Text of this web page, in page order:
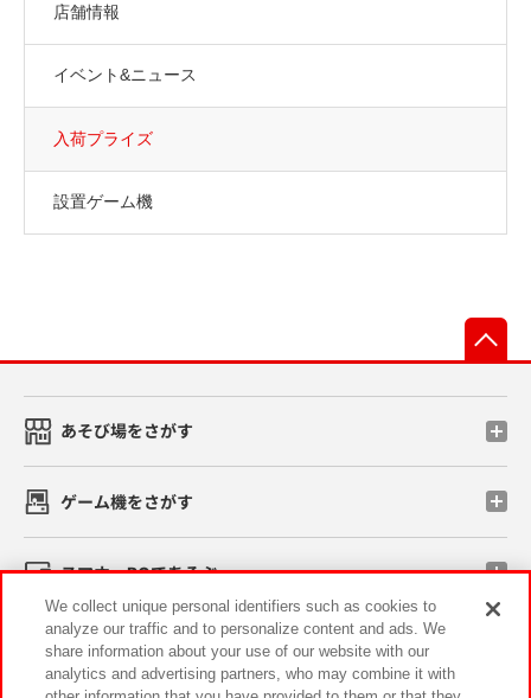
店舗情報
イベント&ニュース
入荷プライズ
設置ゲーム機
あそび場をさがす
ゲーム機をさがす
スマホ・PCであそぶ
イベント・キャンペーン
We collect unique personal identifiers such as cookies to
analyze our traffic and to personalize content and ads. We
share information about your use of our website with our
analytics and advertising partners, who may combine it with